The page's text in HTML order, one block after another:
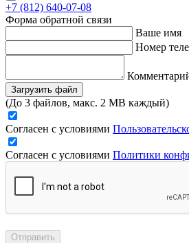
+7 (812) 640-07-08
Форма обратной связи
Ваше имя
Номер
Загрузить файл
(До 3 файлов, макс. 2 MB каждый)
Согласен с условиями
Согласен с условиями Политики
Отправить